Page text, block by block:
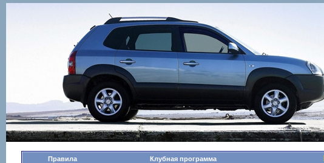
Правила Клубная программа